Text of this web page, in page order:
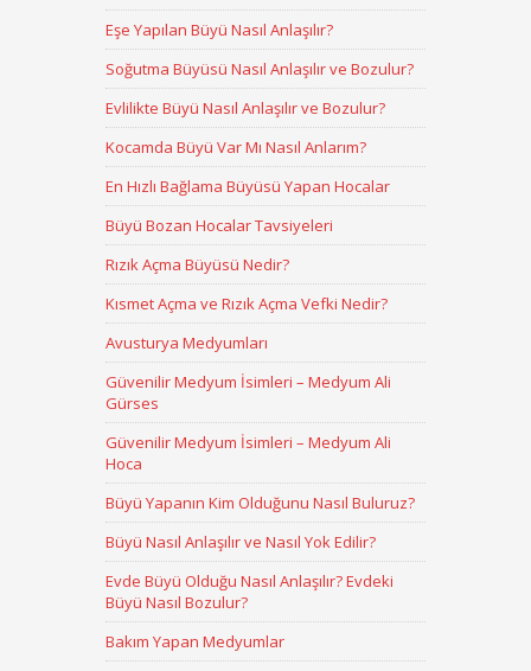
Eşe Yapılan Büyü Nasıl Anlaşılır?
Soğutma Büyüsü Nasıl Anlaşılır ve Bozulur?
Evlilikte Büyü Nasıl Anlaşılır ve Bozulur?
Kocamda Büyü Var Mı Nasıl Anlarım?
En Hızlı Bağlama Büyüsü Yapan Hocalar
Büyü Bozan Hocalar Tavsiyeleri
Rızık Açma Büyüsü Nedir?
Kısmet Açma ve Rızık Açma Vefki Nedir?
Avusturya Medyumları
Güvenilir Medyum İsimleri – Medyum Ali
Gürses
Güvenilir Medyum İsimleri – Medyum Ali
Hoca
Büyü Yapanın Kim Olduğunu Nasıl Buluruz?
Büyü Nasıl Anlaşılır ve Nasıl Yok Edilir?
Evde Büyü Olduğu Nasıl Anlaşılır? Evdeki
Büyü Nasıl Bozulur?
Bakım Yapan Medyumlar